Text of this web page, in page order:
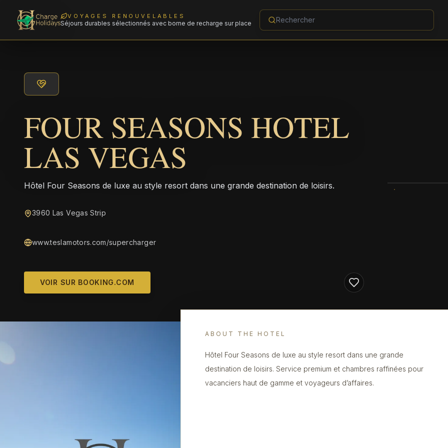
VOYAGES RENOUVELABLES
Séjours durables sélectionnés avec borne de recharge sur place
FOUR SEASONS HOTEL
LAS VEGAS
Hôtel Four Seasons de luxe au style resort dans une grande destination de loisirs.
3960 Las Vegas Strip
www.teslamotors.com/supercharger
VOIR SUR BOOKING.COM
ABOUT THE HOTEL
Hôtel Four Seasons de luxe au style resort dans une grande
destination de loisirs. Service premium et chambres raffinées pour
vacanciers haut de gamme et voyageurs d’affaires.